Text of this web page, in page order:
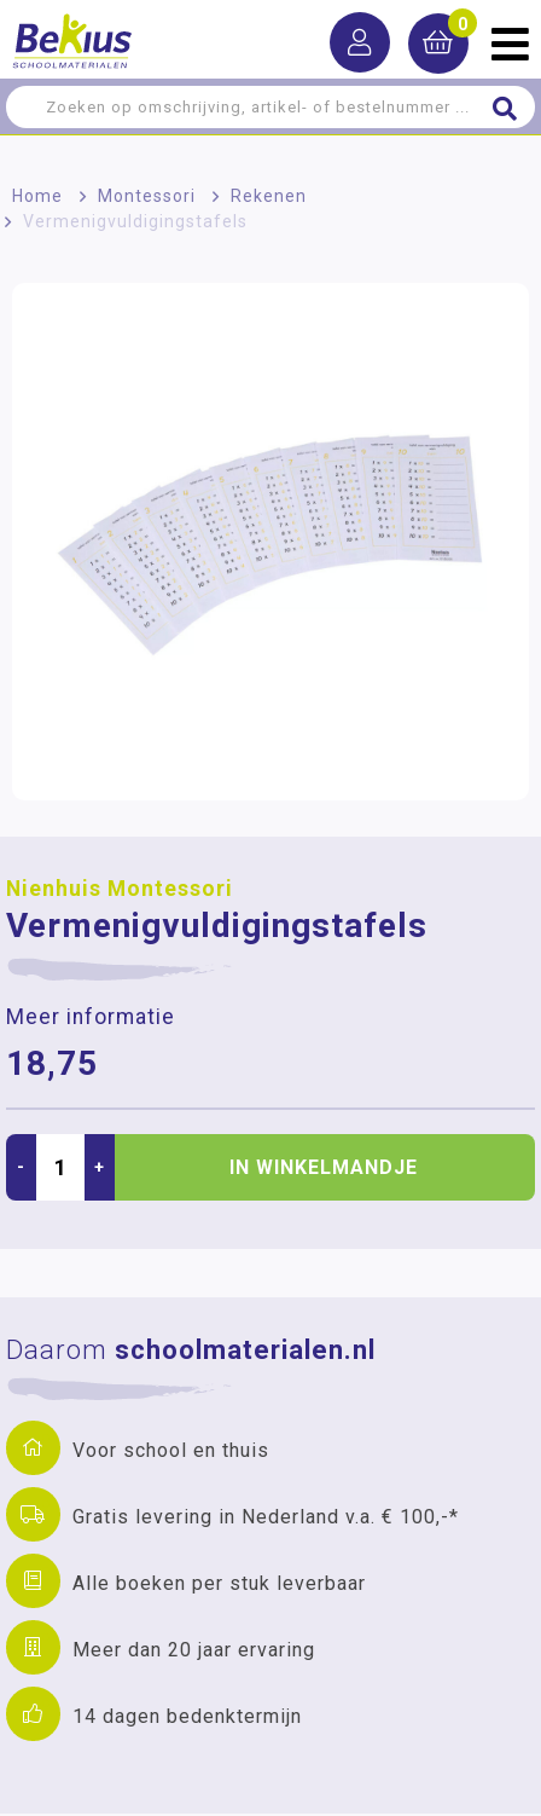
0
Home > Montessori > Rekenen
Vermenigvuldigingstafels
Nienhuis Montessori
Vermenigvuldigingstafels
Meer informatie
18,75
- + IN WINKELMANDJE
Daarom schoolmaterialen.nl
Voor school en thuis
Gratis levering in Nederland v.a. € 100,-*
Alle boeken per stuk leverbaar
Meer dan 20 jaar ervaring
14 dagen bedenktermijn